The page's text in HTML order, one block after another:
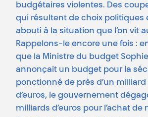
budgétaires violentes. Des
qui résultent de choix politiques
abouti à la situation que l’on vit
Rappelons-le encore une fois :
que la Ministre du budget
annonçait un budget pour la
ponctionné de près d’un
d’euros, le gouvernement
milliards d’euros pour l’achat de